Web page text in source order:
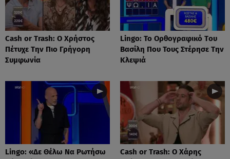
Cash or Trash: Ο Χρήστος
Πέτυχε Την Πιο Γρήγορη
Συμφωνία
Lingo: Το Oρθογραφικό Tου
Βασίλη Που Τους Στέρησε Την
Κλεψιά
Lingo: «Δε Θέλω Να Ρωτήσω
Cash or Trash: Ο Χάρης